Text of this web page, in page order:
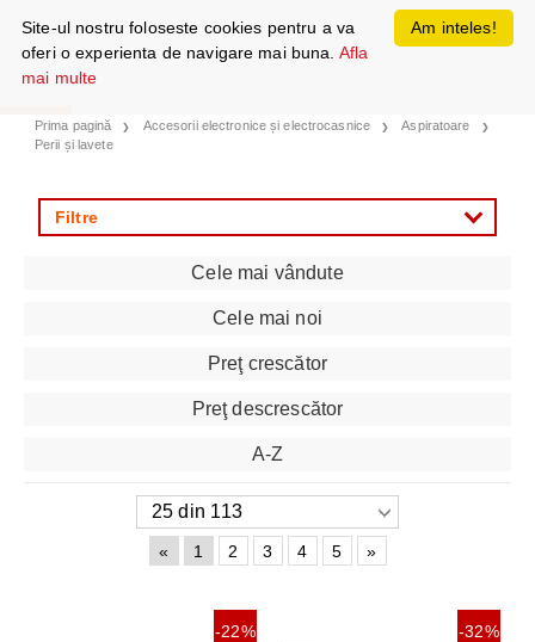
Prima pagină Accesorii electronice și electrocasnice
Aspiratoare
Perii și lavete
Filtre
Cele mai vândute
Cele mai noi
Preţ crescător
Preţ descrescător
A-Z
« 1 2 3 4 5 »
-22% -32%
Am inteles!
Site-ul nostru foloseste cookies pentru a va
oferi o experienta de navigare mai buna. Afla
mai multe